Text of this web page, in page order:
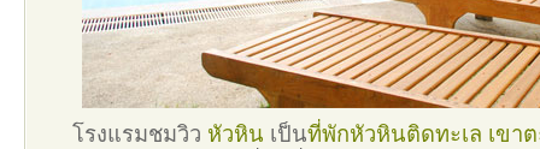
โรงแรมชมวิว หัวหิน เป็นที่พักหัวหินติดทะเล เขา